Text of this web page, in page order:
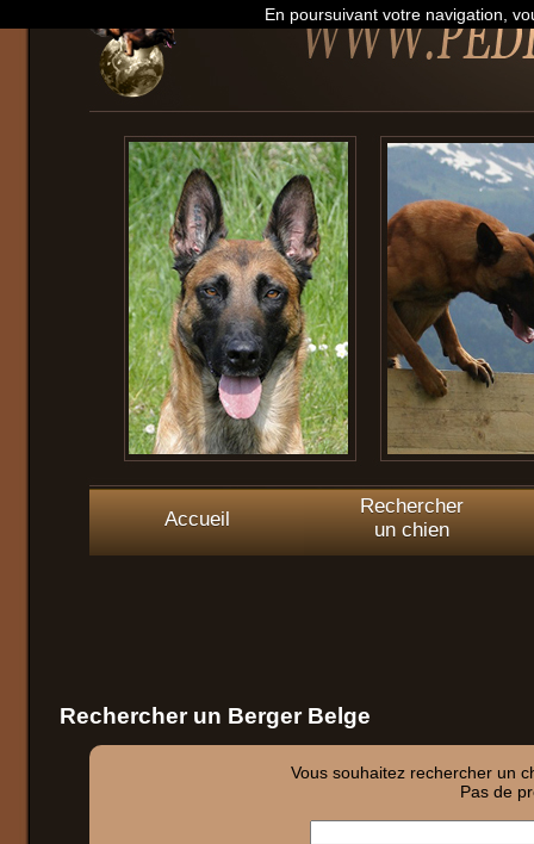
Accueil
Rechercher
un chien
Rechercher un Berger Belge
Vous souhaitez rechercher un
Pas de
En poursuivant votre navigation,